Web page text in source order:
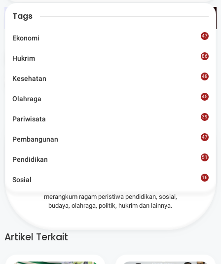
Tags
Share
merangkum ragam peristiwa pendidikan, sosial,
budaya, olahraga, politik, hukrim dan lainnya.
Artikel Terkait
Tags
Ekonomi 47
Hukrim 86
Kesehatan 48
Olahraga 45
Pariwisata 39
Pembangunan 47
Pendidikan 51
Sosial
16